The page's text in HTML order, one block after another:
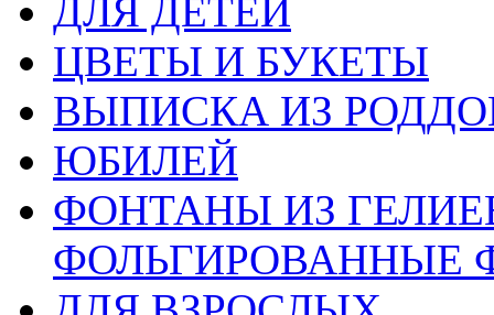
ДЛЯ ДЕТЕЙ
ЦВЕТЫ И БУКЕТЫ
ВЫПИСКА ИЗ
ЮБИЛЕЙ
ФОНТАНЫ ИЗ
ФОЛЬГИРОВАННЫЕ